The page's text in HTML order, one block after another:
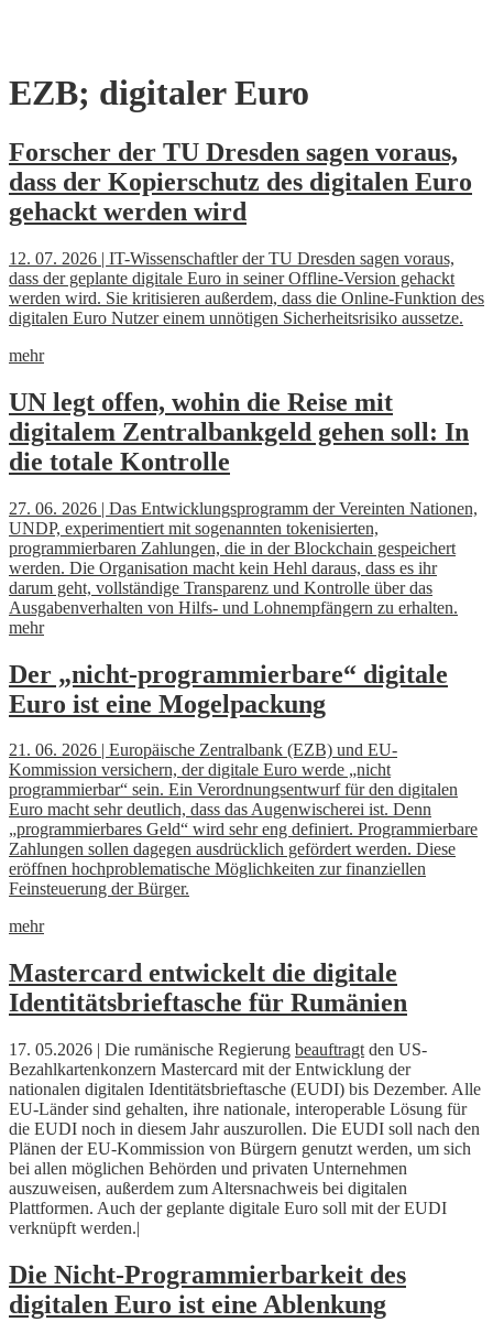
Skip
to
EZB; digitaler Euro
Forscher der TU Dresden sagen voraus,
dass der Kopierschutz des digitalen Euro
gehackt werden wird
12. 07. 2026 | IT-Wissenschaftler der TU Dresden sagen voraus,
dass der geplante digitale Euro in seiner Offline-Version gehackt
werden wird. Sie kritisieren außerdem, dass die Online-Funktion des
digitalen Euro Nutzer einem unnötigen Sicherheitsrisiko aussetze.
mehr
UN legt offen, wohin die Reise mit
digitalem Zentralbankgeld gehen soll: In
die totale Kontrolle
27. 06. 2026 | Das Entwicklungsprogramm der Vereinten Nationen,
UNDP, experimentiert mit sogenannten tokenisierten,
programmierbaren Zahlungen, die in der Blockchain gespeichert
werden. Die Organisation macht kein Hehl daraus, dass es ihr
darum geht, vollständige Transparenz und Kontrolle über das
Ausgabenverhalten von Hilfs- und Lohnempfängern zu erhalten.
mehr
Der „nicht-programmierbare“ digitale
Euro ist eine Mogelpackung
21. 06. 2026 | Europäische Zentralbank (EZB) und EU-
Kommission versichern, der digitale Euro werde „nicht
programmierbar“ sein. Ein Verordnungsentwurf für den digitalen
Euro macht sehr deutlich, dass das Augenwischerei ist. Denn
„programmierbares Geld“ wird sehr eng definiert. Programmierbare
Zahlungen sollen dagegen ausdrücklich gefördert werden. Diese
eröffnen hochproblematische Möglichkeiten zur finanziellen
Feinsteuerung der Bürger.
mehr
Mastercard entwickelt die digitale
Identitätsbrieftasche für Rumänien
17. 05.2026 | Die rumänische Regierung beauftragt den US-
Bezahlkartenkonzern Mastercard mit der Entwicklung der
nationalen digitalen Identitätsbrieftasche (EUDI) bis Dezember. Alle
EU-Länder sind gehalten, ihre nationale, interoperable Lösung für
die EUDI noch in diesem Jahr auszurollen. Die EUDI soll nach den
Plänen der EU-Kommission von Bürgern genutzt werden, um sich
bei allen möglichen Behörden und privaten Unternehmen
auszuweisen, außerdem zum Altersnachweis bei digitalen
Plattformen. Auch der geplante digitale Euro soll mit der EUDI
verknüpft werden.|
Die Nicht-Programmierbarkeit des
digitalen Euro ist eine Ablenkung